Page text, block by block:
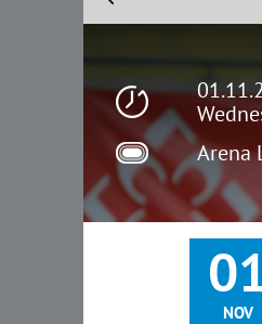
Arena
NOV